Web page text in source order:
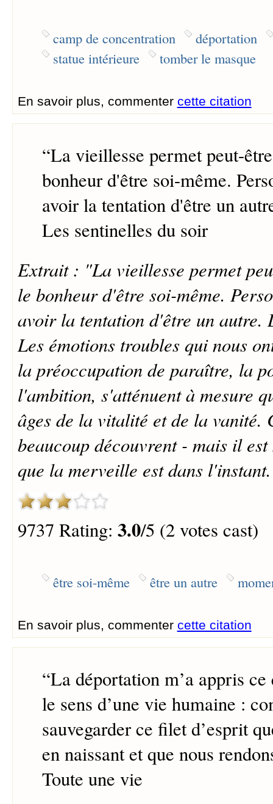
camp de concentration
déportation
statue intérieure
tomber le masque
En savoir plus, commenter cette citation
“La vieillesse permet peut-
bonheur d'être soi-même.
avoir la tentation d'être un
Les sentinelles du soir
Extrait : "La vieillesse permet
le bonheur d'être soi-même.
avoir la tentation d'être un autre.
Les émotions troubles qui nous
la préoccupation de paraître, la
l'ambition, s'atténuent à mesure
âges de la vitalité et de la vanité.
beaucoup découvrent - mais il
que la merveille est dans
9737 Rating: 3.0/5 (2 votes cast)
être soi-même être un autre
En savoir plus, commenter cette citation
“La déportation m’a appris
le sens d’une vie humaine :
sauvegarder ce filet d’esprit
en naissant et que nous
Toute une vie